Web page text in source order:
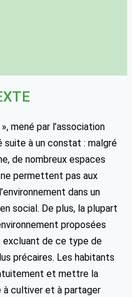
mené par l’association
suite à un constat : malgré
de nombreux espaces
permettent pas aux
dans un
social. De plus, la plupart
proposées
excluant de ce type de
précaires. Les habitants
et mettre la
à cultiver et à partager